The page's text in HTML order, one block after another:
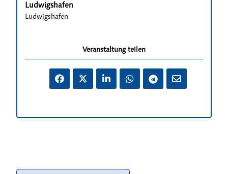
Ludwigshafen
Ludwigshafen
Veranstaltung teilen